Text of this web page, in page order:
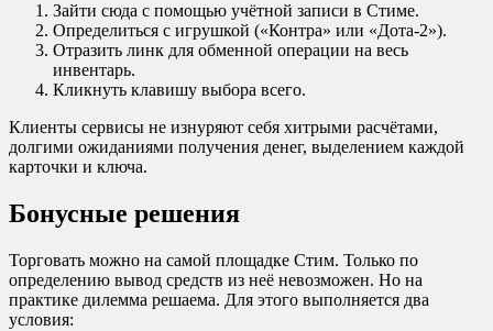
Зайти сюда с помощью учётной записи в Стиме.
Определиться с игрушкой («Контра» или «Дота-2»).
Отразить линк для обменной операции на весь
инвентарь.
Кликнуть клавишу выбора всего.
Клиенты сервисы не изнуряют себя хитрыми расчётами,
долгими ожиданиями получения денег, выделением каждой
карточки и ключа.
Бонусные решения
Торговать можно на самой площадке Стим. Только по
определению вывод средств из неё невозможен. Но на
практике дилемма решаема. Для этого выполняется два
условия: